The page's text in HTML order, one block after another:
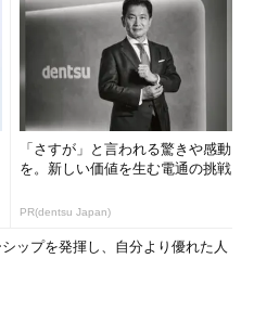
「さすが」と言われる驚きや感動
を。新しい価値を生む電通の挑戦
PR(dentsu Japan)
ップを発揮し、自分より優れた人